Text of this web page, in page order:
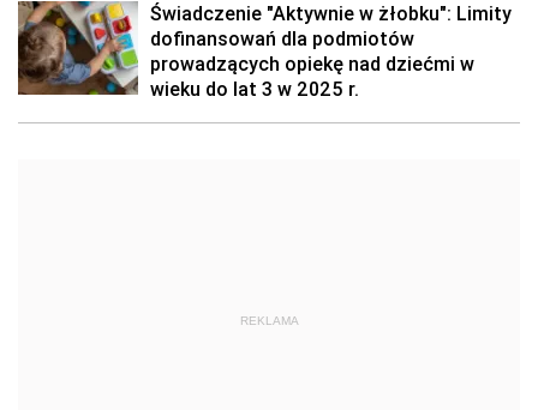
Świadczenie "Aktywnie w żłobku": Limity
dofinansowań dla podmiotów
prowadzących opiekę nad dziećmi w
wieku do lat 3 w 2025 r.
REKLAMA